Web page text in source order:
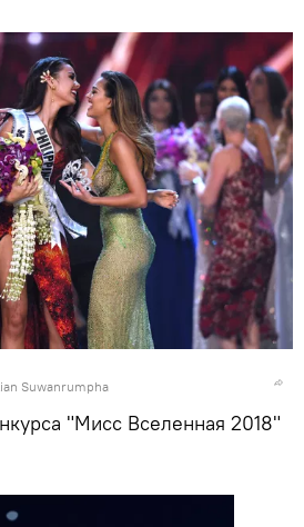
Suwanrumpha
"Мисс Вселенная 2018"